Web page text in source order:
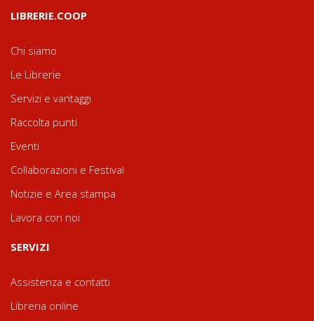
LIBRERIE.COOP
Chi siamo
Le Librerie
Servizi e vantaggi
Raccolta punti
Eventi
Collaborazioni e Festival
Notizie e Area stampa
Lavora con noi
SERVIZI
Assistenza e contatti
Libreria online